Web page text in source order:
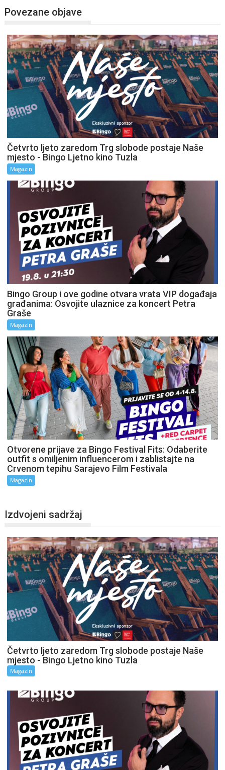
Povezane objave
Četvrto ljeto zaredom Trg slobode postaje Naše
mjesto - Bingo Ljetno kino Tuzla
Magazin
Bingo Group i ove godine otvara vrata VIP događaja
građanima: Osvojite ulaznice za koncert Petra
Graše
Magazin
Otvorene prijave za Bingo Festival Fits: Odaberite
outfit s omiljenim influencerom i zablistajte na
Crvenom tepihu Sarajevo Film Festivala
Magazin
Izdvojeni sadržaj
Četvrto ljeto zaredom Trg slobode postaje Naše
mjesto - Bingo Ljetno kino Tuzla
Magazin